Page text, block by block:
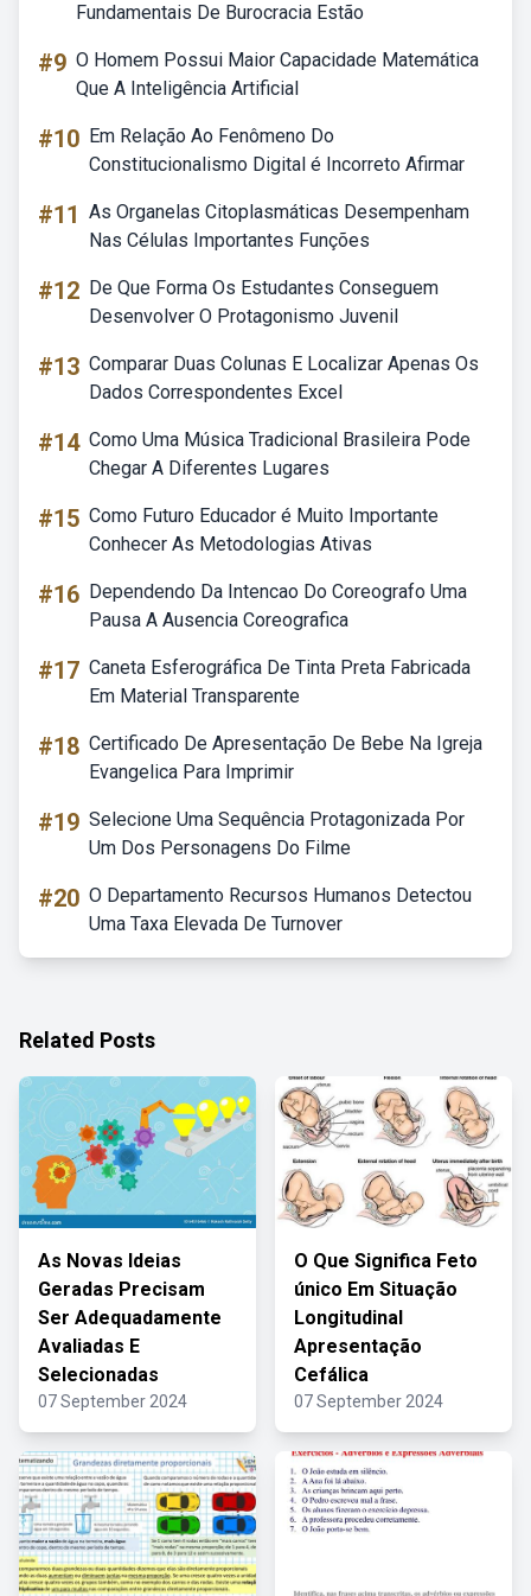
Fundamentais De Burocracia Estão
#9 O Homem Possui Maior Capacidade Matemática
Que A Inteligência Artificial
#10 Em Relação Ao Fenômeno Do
Constitucionalismo Digital é Incorreto Afirmar
#11 As Organelas Citoplasmáticas Desempenham
Nas Células Importantes Funções
#12 De Que Forma Os Estudantes Conseguem
Desenvolver O Protagonismo Juvenil
#13 Comparar Duas Colunas E Localizar Apenas Os
Dados Correspondentes Excel
#14 Como Uma Música Tradicional Brasileira Pode
Chegar A Diferentes Lugares
#15 Como Futuro Educador é Muito Importante
Conhecer As Metodologias Ativas
#16 Dependendo Da Intencao Do Coreografo Uma
Pausa A Ausencia Coreografica
#17 Caneta Esferográfica De Tinta Preta Fabricada
Em Material Transparente
#18 Certificado De Apresentação De Bebe Na Igreja
Evangelica Para Imprimir
#19 Selecione Uma Sequência Protagonizada Por
Um Dos Personagens Do Filme
#20 O Departamento Recursos Humanos Detectou
Uma Taxa Elevada De Turnover
Related Posts
As Novas Ideias
Geradas Precisam
Ser Adequadamente
Avaliadas E
Selecionadas
07 September 2024
O Que Significa Feto
único Em Situação
Longitudinal
Apresentação
Cefálica
07 September 2024